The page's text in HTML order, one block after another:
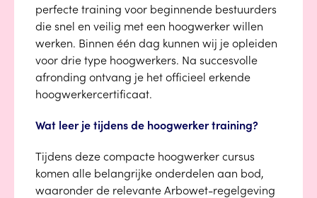
perfecte training voor beginnende bestuurders
die snel en veilig met een hoogwerker willen
werken. Binnen één dag kunnen wij je opleiden
voor drie type hoogwerkers. Na succesvolle
afronding ontvang je het officieel erkende
hoogwerkercertificaat.
Wat leer je tijdens de hoogwerker training?
Tijdens deze compacte hoogwerker cursus
komen alle belangrijke onderdelen aan bod,
waaronder de relevante Arbowet-regelgeving